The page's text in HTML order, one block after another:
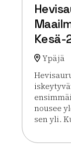
Kesä-
Ypäjä
nousee
sen yli.
Lue